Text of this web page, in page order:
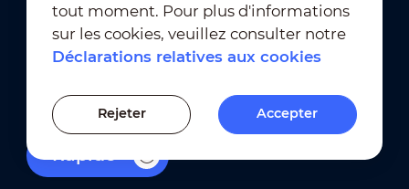
Rapide
Conditions d'utilisation
｜
Conformité en matière de confidentialité
Conformité en matière de marques déposées
Paramètres des cookies
tout moment. Pour plus d'informations
sur les cookies, veuillez consulter notre
Déclarations relatives aux cookies
Rejeter Accepter